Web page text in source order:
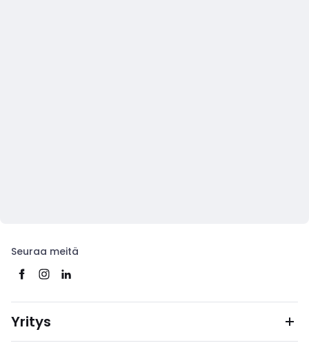
Seuraa meitä
Yritys